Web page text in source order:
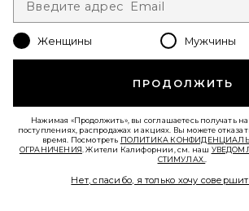
Pixi
Favorite ЖИДКИЕ РУМЯНА SUN
Женщины Мужчины
ПРОДОЛЖИТЬ
Нажимая «Продолжить», вы соглашаетесь получать
поступлениях, распродажах и акциях. Вы можете
время. Посмотреть ПОЛИТИКА
ОГРАНИЧЕНИЯ . Жители Калифорнии, см. наш
СТИМУЛАХ.
Нет, спасибо, я только хочу